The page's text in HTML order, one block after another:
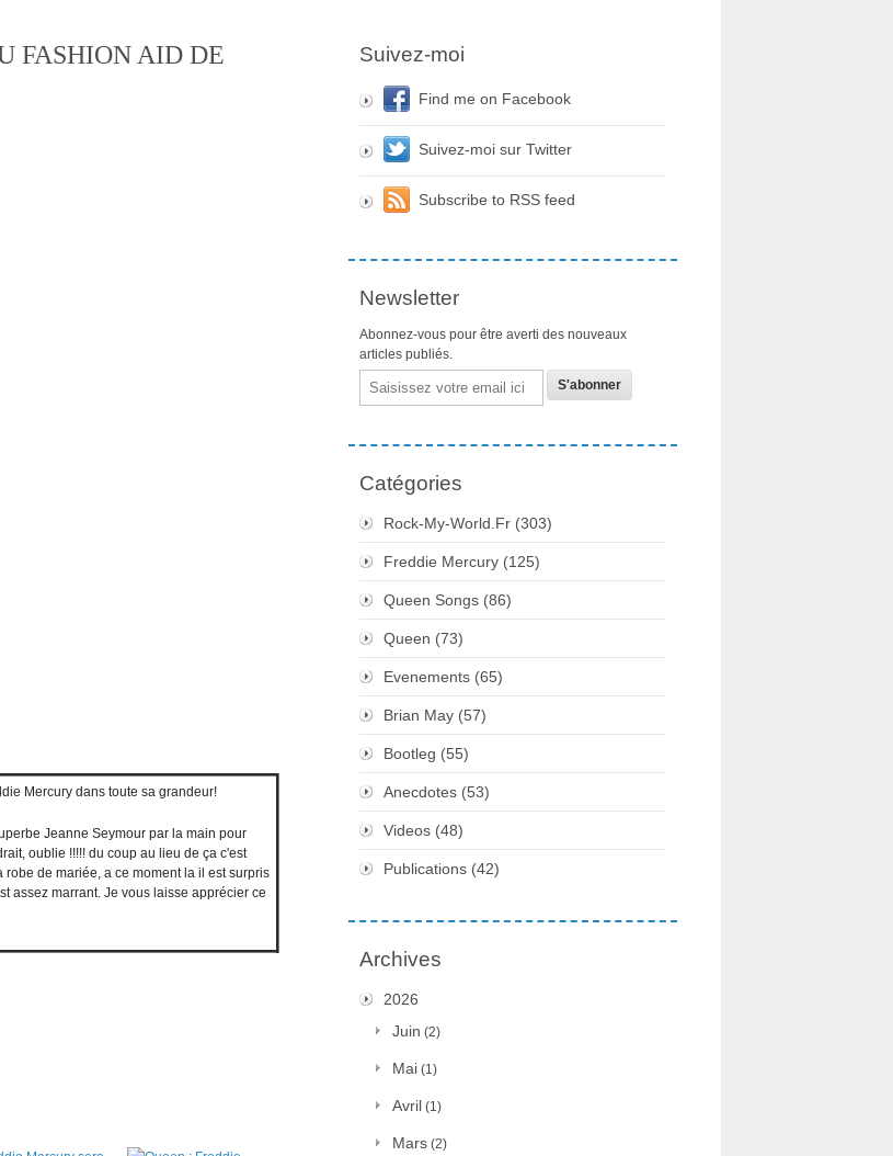
FASHION AID DE
Mercury dans toute sa grandeur!
Jeanne Seymour par la main pour
oublie !!!!! du coup au lieu de ça c'est
de mariée, a ce moment la il est surpris
assez marrant. Je vous laisse apprécier ce
Suivez-moi
Find me on Facebook
Suivez-moi sur Twitter
Subscribe to RSS feed
Newsletter
Abonnez-vous pour être averti des nouveaux
articles publiés.
Email
Catégories
Rock-My-World.fr (303)
Freddie Mercury (125)
Queen Songs (86)
Queen (73)
Evenements (65)
Brian May (57)
Bootleg (55)
Anecdotes (53)
Videos (48)
Publications (42)
Archives
2026
Juin (2)
Mai (1)
Avril (1)
Mars (2)